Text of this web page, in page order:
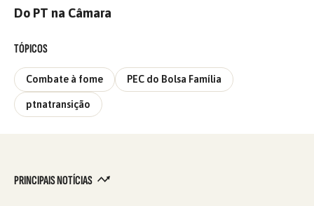
Do PT na Câmara
TÓPICOS
Combate à fome PEC do Bolsa Família
ptnatransição
PRINCIPAIS NOTÍCIAS